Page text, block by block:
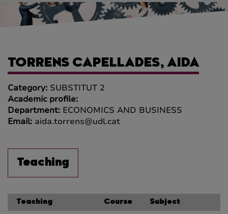
TORRENS CAPELLADES, AIDA
Category: SUBSTITUT 2
Academic profile:
Department: ECONOMICS AND BUSINESS
Email: aida.torrens@udl.cat
Teaching
Teaching Course Subject